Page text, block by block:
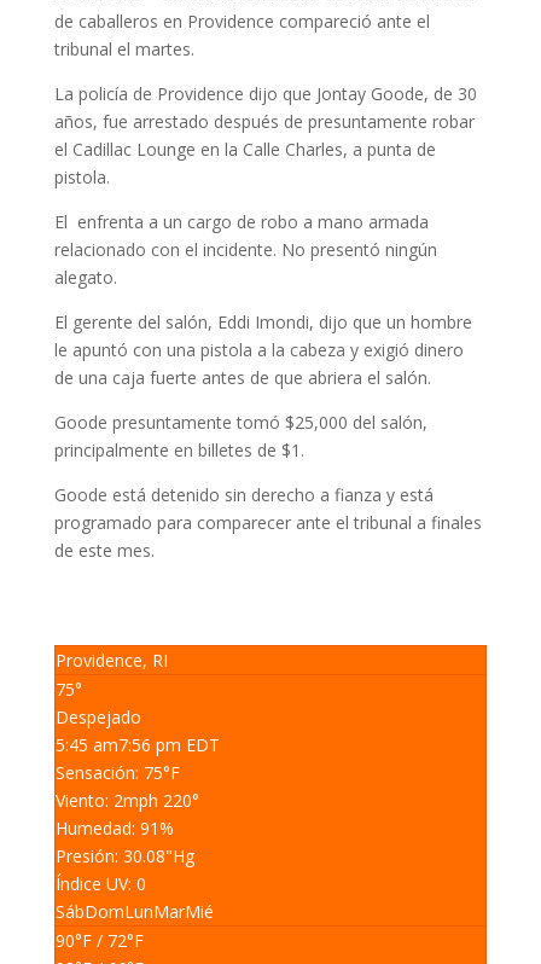
de caballeros en Providence compareció ante el
tribunal el martes.
La policía de Providence dijo que Jontay Goode, de 30
años, fue arrestado después de presuntamente robar
el Cadillac Lounge en la Calle Charles, a punta de
pistola.
El enfrenta a un cargo de robo a mano armada
relacionado con el incidente. No presentó ningún
alegato.
El gerente del salón, Eddi Imondi, dijo que un hombre
le apuntó con una pistola a la cabeza y exigió dinero
de una caja fuerte antes de que abriera el salón.
Goode presuntamente tomó $25,000 del salón,
principalmente en billetes de $1.
Goode está detenido sin derecho a fianza y está
programado para comparecer ante el tribunal a finales
de este mes.
Providence, RI
75°
Despejado
5:45 am7:56 pm EDT
Sensación: 75°F
Viento: 2mph 220°
Humedad: 91%
Presión: 30.08"Hg
Índice UV: 0
SábDomLunMarMié
90°F/ 72°F